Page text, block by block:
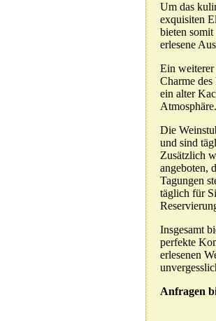
Um das
exquisiten
bieten somit
erlesene
Ein weiterer
Charme
ein alter
Atmosphäre.
Die
und sind
Zusätzlich
angeboten,
Tagungen
täglich für
Insgesamt
perfekte
erlesenen
Anfragen